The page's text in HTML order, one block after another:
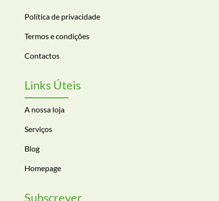
Política de privacidade
Termos e condições
Contactos
Links Úteis
A nossa loja
Serviços
Blog
Homepage
Subscrever